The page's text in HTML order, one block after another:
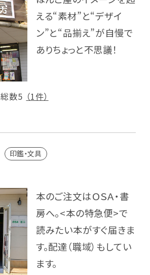
える“素材”と“デザイ
ン”と“品揃え”が自慢で
ありちょっと不思議！
総数5 （1件）
印鑑・文具
本のご注文はＯＳＡ・書
房へ。<本の特急便>で
読みたい本がすぐ届きま
す。配達（職域）もしてい
ます。